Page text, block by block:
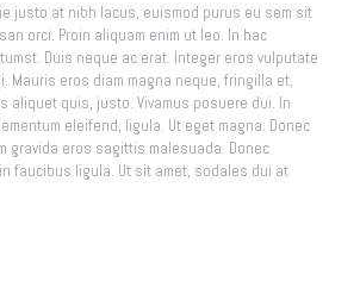
justo at nibh lacus, euismod purus eu sem sit
orci. Proin aliquam enim ut leo. In hac
Duis neque ac erat. Integer eros vulputate
Mauris eros diam magna neque, fringilla et,
aliquet quis, justo. Vivamus posuere dui. In
eleifend, ligula. Ut eget magna. Donec
gravida eros sagittis malesuada. Donec
in faucibus ligula. Ut sit amet, sodales dui at